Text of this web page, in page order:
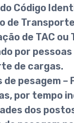
Código
de
de TAC ou
por
de cargas.
de pesagem –
por tempo
dos